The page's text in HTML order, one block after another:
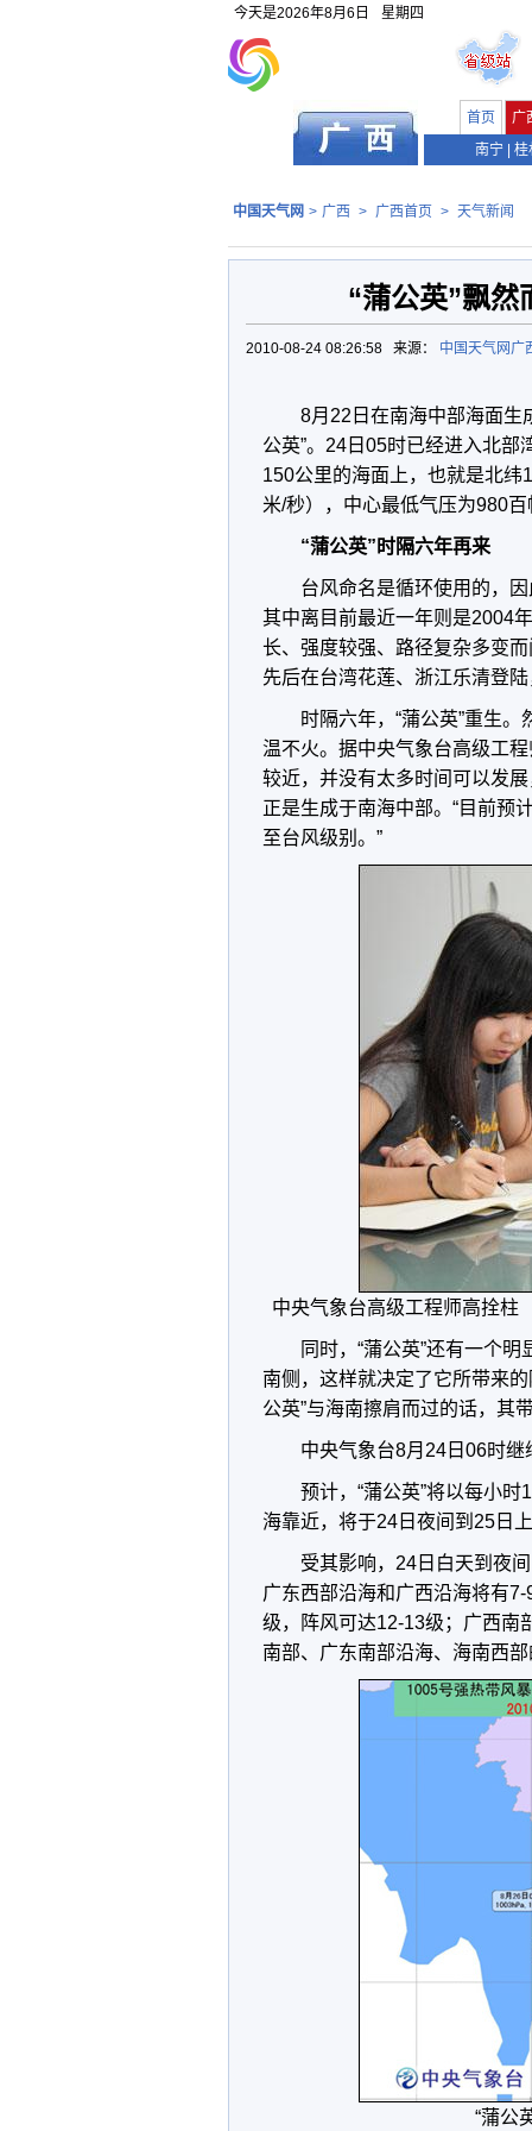
今天是2026年8月6日 星期四
首页
广
南宁
桂
中国天气网 > 广西 > 广西首页 > 天气新闻
“蒲公英”飘然
2010-08-24 08:26:58 来源： 中国天气网广
8月22日在南海中部海面生
公英”。24日05时已经进入北
150公里的海面上，也就是北
米/秒），中心最低气压为980百
“蒲公英”时隔六年再来
台风命名是循环使用的，
其中离目前最近一年则是2004
长、强度较强、路径复杂多变
先后在台湾花莲、浙江乐清登
时隔六年，“蒲公英”重生
温不火。据中央气象台高级工
较近，并没有太多时间可以发
正是生成于南海中部。“目前预
至台风级别。”
中央气象台高级工程师高拴柱
同时，“蒲公英”还有一个
南侧，这样就决定了它所带来
公英”与海南擦肩而过的话，其
中央气象台8月24日06时
预计，“蒲公英”将以每小
海靠近，将于24日夜间到25日
受其影响，24日白天到夜
广东西部沿海和广西沿海将有
级，阵风可达12-13级；广西南
南部、广东南部沿海、海南西
“蒲公